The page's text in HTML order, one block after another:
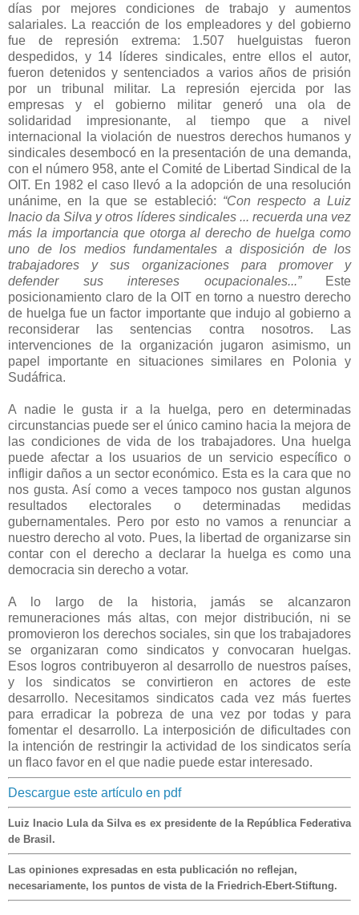
días por mejores condiciones de trabajo y aumentos
salariales. La reacción de los empleadores y del gobierno
fue de represión extrema: 1.507 huelguistas fueron
despedidos, y 14 líderes sindicales, entre ellos el autor,
fueron detenidos y sentenciados a varios años de prisión
por un tribunal militar. La represión ejercida por las
empresas y el gobierno militar generó una ola de
solidaridad impresionante, al tiempo que a nivel
internacional la violación de nuestros derechos humanos y
sindicales desembocó en la presentación de una demanda,
con el número 958, ante el Comité de Libertad Sindical de la
OIT. En 1982 el caso llevó a la adopción de una resolución
unánime, en la que se estableció: “Con respecto a Luiz
Inacio da Silva y otros líderes sindicales ... recuerda una vez
más la importancia que otorga al derecho de huelga como
uno de los medios fundamentales a disposición de los
trabajadores y sus organizaciones para promover y
defender sus intereses ocupacionales...”Este
posicionamiento claro de la OIT en torno a nuestro derecho
de huelga fue un factor importante que indujo al gobierno a
reconsiderar las sentencias contra nosotros. Las
intervenciones de la organización jugaron asimismo, un
papel importante en situaciones similares en Polonia y
Sudáfrica.
A nadie le gusta ir a la huelga, pero en determinadas
circunstancias puede ser el único camino hacia la mejora de
las condiciones de vida de los trabajadores. Una huelga
puede afectar a los usuarios de un servicio específico o
infligir daños a un sector económico. Esta es la cara que no
nos gusta. Así como a veces tampoco nos gustan algunos
resultados electorales o determinadas medidas
gubernamentales. Pero por esto no vamos a renunciar a
nuestro derecho al voto. Pues, la libertad de organizarse sin
contar con el derecho a declarar la huelga es como una
democracia sin derecho a votar.
A lo largo de la historia, jamás se alcanzaron
remuneraciones más altas, con mejor distribución, ni se
promovieron los derechos sociales, sin que los trabajadores
se organizaran como sindicatos y convocaran huelgas.
Esos logros contribuyeron al desarrollo de nuestros países,
y los sindicatos se convirtieron en actores de este
desarrollo. Necesitamos sindicatos cada vez más fuertes
para erradicar la pobreza de una vez por todas y para
fomentar el desarrollo. La interposición de dificultades con
la intención de restringir la actividad de los sindicatos sería
un flaco favor en el que nadie puede estar interesado.
Descargue este artículo en pdf
Luiz Inacio Lula da Silva es ex presidente de la República Federativa
de Brasil.
Las opiniones expresadas en esta publicación no reflejan,
necesariamente, los puntos de vista de la Friedrich-Ebert-Stiftung.